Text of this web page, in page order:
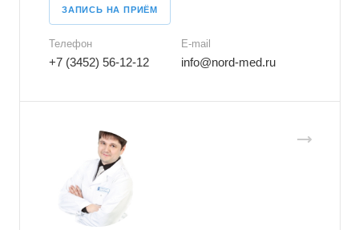
ЗАПИСЬ НА ПРИЁМ
Телефон
+7 (3452) 56-12-12
E-mail
info@nord-med.ru